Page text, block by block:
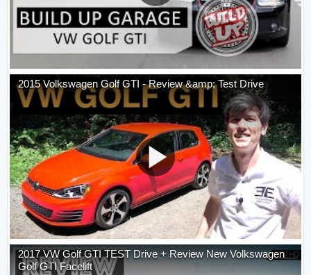
2015 Volkswagen Golf GTI - Review &amp; Test Drive
2017 VW Golf GTI TEST Drive + Review New Volkswagen
Golf GTI Facelift